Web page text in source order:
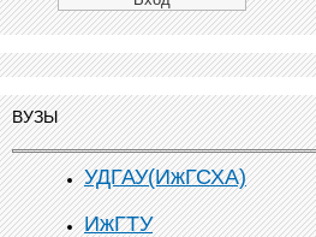
ВУЗЫ
УДГАУ(ИжГСХА)
ИжГТУ